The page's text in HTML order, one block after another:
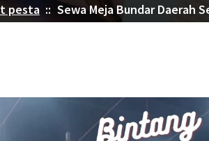
pesta:: Sewa Meja Bundar Daerah